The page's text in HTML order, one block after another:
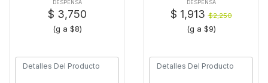
DESPENSA
$ 3,750
(g a $8)
DESPENSA
$ 1,913$2,250
(g a $9)